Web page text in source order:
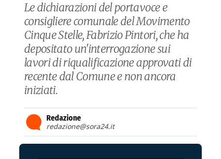
Le dichiarazioni del portavoce e
consigliere comunale del Movimento
Cinque Stelle, Fabrizio Pintori, che ha
depositato un'interrogazione sui
lavori di riqualificazione approvati di
recente dal Comune e non ancora
iniziati.
Redazione
redazione@sora24.it